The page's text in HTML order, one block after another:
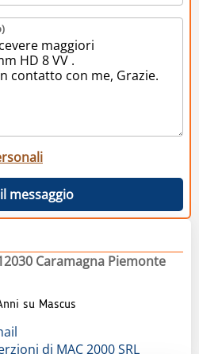
messaggio
Caramagna Piemonte
su Mascus
di MAC 2000 SRL